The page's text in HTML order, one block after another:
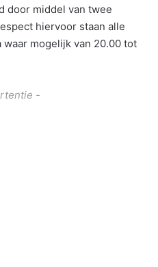
door middel van twee
hiervoor staan alle
mogelijk van 20.00 tot
-